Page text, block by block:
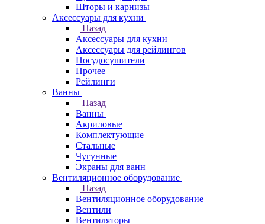
Шторы и карнизы
Аксессуары для кухни
Назад
Аксессуары для кухни
Аксессуары для рейлингов
Посудосушители
Прочее
Рейлинги
Ванны
Назад
Ванны
Акриловые
Комплектующие
Стальные
Чугунные
Экраны для ванн
Вентиляционное оборудование
Назад
Вентиляционное оборудование
Вентили
Вентиляторы